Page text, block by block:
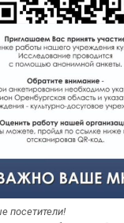
посетители!